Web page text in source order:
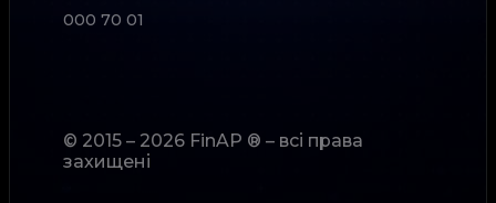
000 70 01
© 2015 – 2026 FinAP ® – всі права
захищені